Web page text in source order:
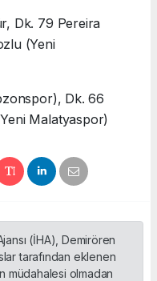
Dk. 79 Pereira
(Yeni
Dk. 66
Malatyaspor)
(İHA), Demirören
tarafından eklenen
müdahalesi olmadan